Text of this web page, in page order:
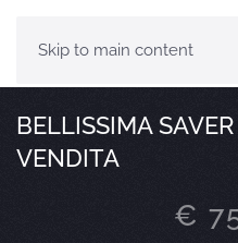
Skip to main content
BELLISSIMA
VENDITA
€